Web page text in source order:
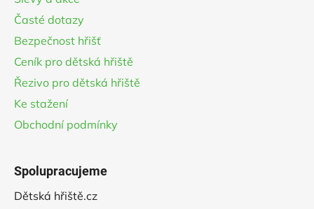
Časté dotazy
Bezpečnost hřišť
Ceník pro dětská hřiště
Řezivo pro dětská hřiště
Ke stažení
Obchodní podmínky
Spolupracujeme
Dětská hřiště.cz